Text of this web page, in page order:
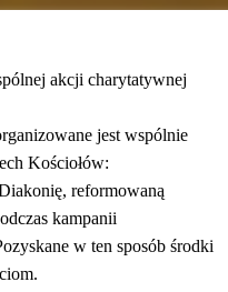
akcji charytatywnej
jest wspólnie
Kościołów:
reformowaną
kampanii
w ten sposób środki